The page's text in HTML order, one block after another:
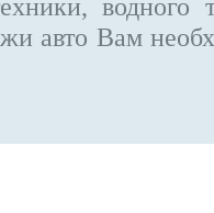
водного
авто Вам